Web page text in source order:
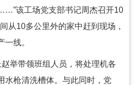
该工场党支部书记周杰召开10
从10多公里外的家中赶到现场，
线。
举带领班组人员，将处理机各
水枪清洗槽体。与此同时，党